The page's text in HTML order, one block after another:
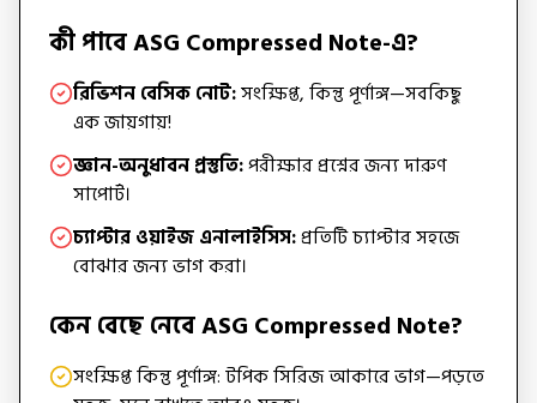
কী পাবে ASG Compressed Note-এ?
রিভিশন বেসিক নোট:সংক্ষিপ্ত, কিন্তু পূর্ণাঙ্গ—সবকিছু
এক জায়গায়!
জ্ঞান-অনুধাবন প্রস্তুতি:পরীক্ষার প্রশ্নের জন্য দারুণ
সাপোর্ট।
চ্যাপ্টার ওয়াইজ এনালাইসিস:প্রতিটি চ্যাপ্টার সহজে
বোঝার জন্য ভাগ করা।
কেন বেছে নেবে ASG Compressed Note?
সংক্ষিপ্ত কিন্তু পূর্ণাঙ্গ: টপিক সিরিজ আকারে ভাগ—পড়তে